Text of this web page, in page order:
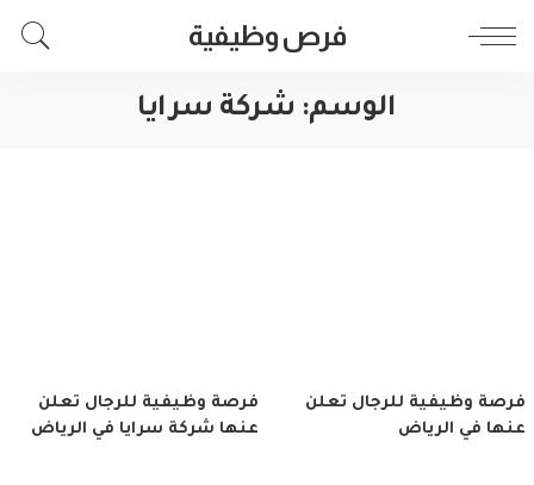
فرص وظيفية
الوسم: شركة سرايا
فرصة وظيفية للرجال تعلن
عنها في الرياض
فرصة وظيفية للرجال تعلن
عنها شركة سرايا في الرياض